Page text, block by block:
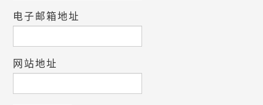
电子邮箱地址
网站地址